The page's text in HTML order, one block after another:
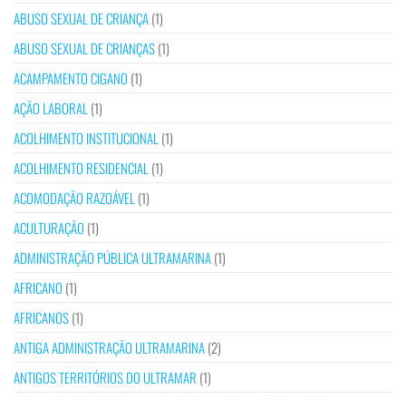
ABUSO SEXUAL DE CRIANÇA(1)
ABUSO SEXUAL DE CRIANÇAS(1)
ACAMPAMENTO CIGANO (1)
AÇÃO LABORAL (1)
ACOLHIMENTO INSTITUCIONAL (1)
ACOLHIMENTO RESIDENCIAL (1)
ACOMODAÇÃO RAZOÁVEL (1)
ACULTURAÇÃO (1)
ADMINISTRAÇÃO PÚBLICA ULTRAMARINA(1)
AFRICANO (1)
AFRICANOS(1)
ANTIGA ADMINISTRAÇÃO ULTRAMARINA(2)
ANTIGOS TERRITÓRIOS DO ULTRAMAR (1)